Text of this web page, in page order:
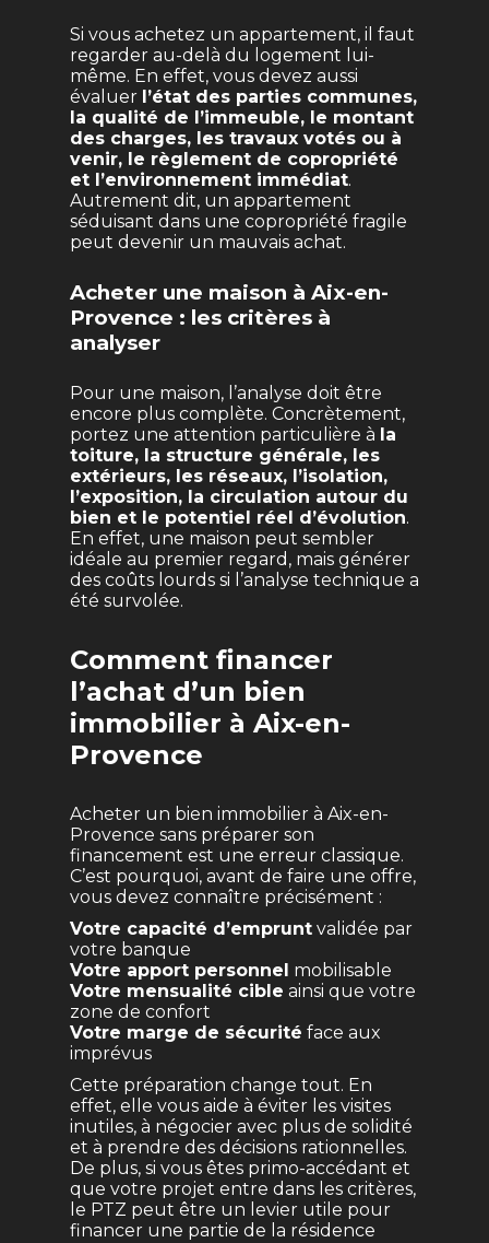
Si vous achetez un appartement, il faut
regarder au-delà du logement lui-
même. En effet, vous devez aussi
évaluer l’état des parties communes,
la qualité de l’immeuble, le montant
des charges, les travaux votés ou à
venir, le règlement de copropriété
et l’environnement immédiat.
Autrement dit, un appartement
séduisant dans une copropriété fragile
peut devenir un mauvais achat.
Acheter une maison à Aix-en-
Provence : les critères à
analyser
Pour une maison, l’analyse doit être
encore plus complète. Concrètement,
portez une attention particulière à la
toiture, la structure générale, les
extérieurs, les réseaux, l’isolation,
l’exposition, la circulation autour du
bien et le potentiel réel d’évolution.
En effet, une maison peut sembler
idéale au premier regard, mais générer
des coûts lourds si l’analyse technique a
été survolée.
Comment financer
l’achat d’un bien
immobilier à Aix-en-
Provence
Acheter un bien immobilier à Aix-en-
Provence sans préparer son
financement est une erreur classique.
C’est pourquoi, avant de faire une offre,
vous devez connaître précisément :
Votre capacité d’emprunt validée par
votre banque
Votre apport personnel mobilisable
Votre mensualité cible ainsi que votre
zone de confort
Votre marge de sécurité face aux
imprévus
Cette préparation change tout. En
effet, elle vous aide à éviter les visites
inutiles, à négocier avec plus de solidité
et à prendre des décisions rationnelles.
De plus, si vous êtes primo-accédant et
que votre projet entre dans les critères,
le PTZ peut être un levier utile pour
financer une partie de la résidence